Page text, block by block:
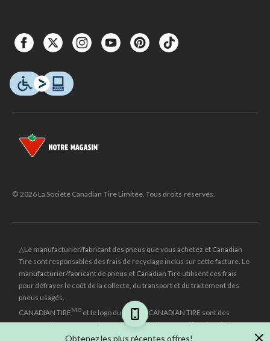
Obtenez les plus récentes offres!
© 2026 La Société Canadian Tire Limitée. Tous droits réservés.
△Le manufacturier/fabricant des pneus que vous achetez et Canadian
Tire sont responsables des frais de recyclage inclus sur cette facture. Le
manufacturier/fabricant de pneus et Canadian Tire utilisent ces frais
pour défrayer le coût de la collecte, du transport et du traitement des
pneus usagés.
CANADIAN TIREMD et le logo du triangle CANADIAN TIRE sont des
marques de commerce déposées de la Société Canadian Tire Limitée.